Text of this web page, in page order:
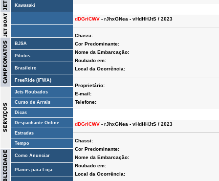
Kawasaki
BJSA
Pilotos
Brasileiro
FreeRide (IFWA)
Jets Roubados
Curso de Arrais
Dicas
Despachante Online
Estradas
Tempo
Como Anunciar
Planos para Loja
dDGriCWV - rJhxGNea - vHdHHJtS / 2023
Chassi:
Cor Predominante:
Nome da Embarcação:
Roubado em:
Local da Ocorrência:
Proprietário:
E-mail:
Telefone:
dDGriCWV - rJhxGNea - vHdHHJtS / 2023
Chassi:
Cor Predominante:
Nome da Embarcação:
Roubado em:
Local da Ocorrência: